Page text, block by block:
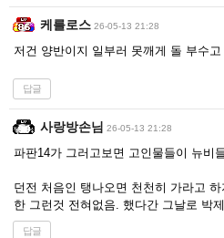
케를로스 26-05-13 21:28
저건 양반이지 일부러 못깨게 돌 부수
답글
사랑방손님 26-05-13 21:28
파판14가 그러고보면 고인물들이 뉴비
던전 처음인 탱나오면 천천히 가라고
한 그런것 전혀없음. 했다간 그날로 박
답글